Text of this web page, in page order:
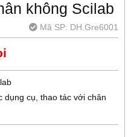
không Scilab
Mã SP: DH.Gre6001
dụng cụ, thao tác với chân